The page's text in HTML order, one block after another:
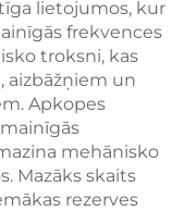
lietojumos, kur
frekvences
troksni, kas
aizbāžņiem un
Apkopes
mehānisko
Mazāks skaits
rezerves